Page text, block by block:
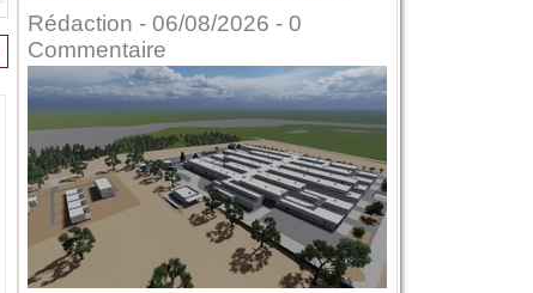
Rédaction - 06/08/2026 - 0
Commentaire